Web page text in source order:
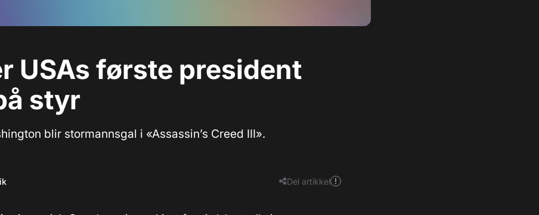
USAs første president
styr
blir stormannsgal i «Assassin’s Creed III».
Del artikkel